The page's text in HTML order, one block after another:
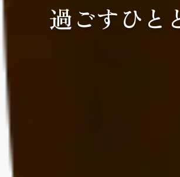
過ごすひと